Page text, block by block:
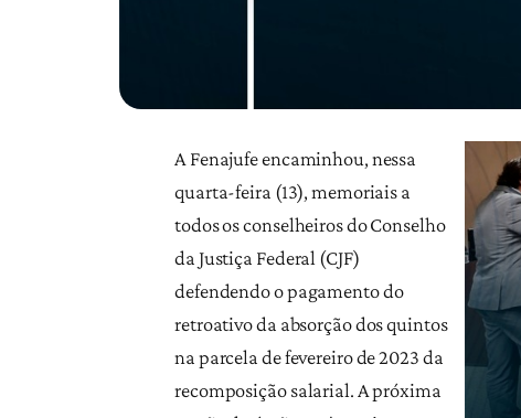
A Fenajufe encaminhou, nessa
quarta-feira (13), memoriais a
todos os conselheiros do Conselho
da Justiça Federal (CJF)
defendendo o pagamento do
retroativo da absorção dos quintos
na parcela de fevereiro de 2023 da
recomposição salarial. A próxima